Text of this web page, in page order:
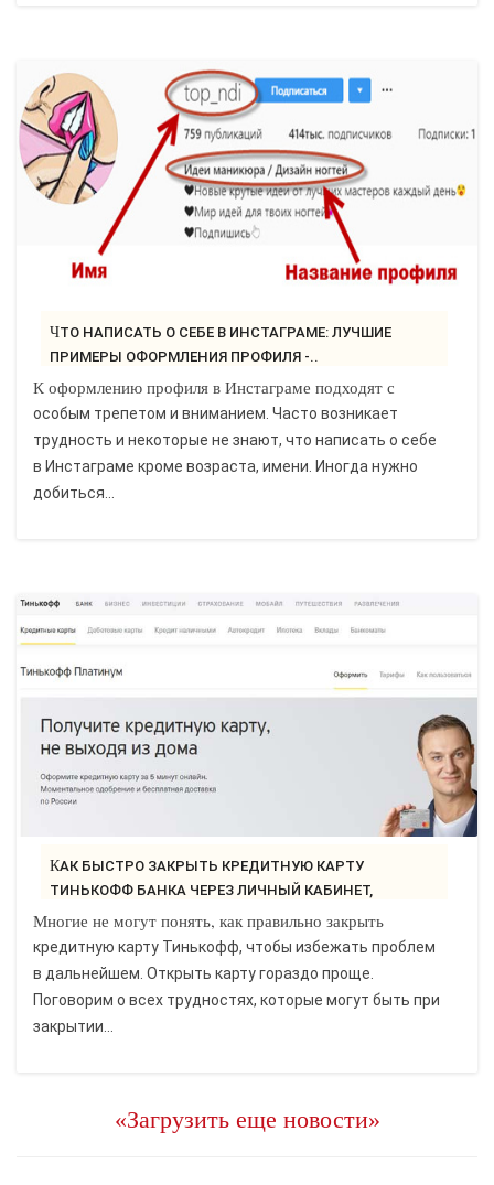
ЧТО НАПИСАТЬ О СЕБЕ В ИНСТАГРАМЕ: ЛУЧШИЕ
ПРИМЕРЫ ОФОРМЛЕНИЯ ПРОФИЛЯ -..
К оформлению профиля в Инстаграме подходят с
особым трепетом и вниманием. Часто возникает
трудность и некоторые не знают, что написать о себе
в Инстаграме кроме возраста, имени. Иногда нужно
добиться...
КАК БЫСТРО ЗАКРЫТЬ КРЕДИТНУЮ КАРТУ
ТИНЬКОФФ БАНКА ЧЕРЕЗ ЛИЧНЫЙ КАБИНЕТ,
Многие не могут понять, как правильно закрыть
кредитную карту Тинькофф, чтобы избежать проблем
в дальнейшем. Открыть карту гораздо проще.
Поговорим о всех трудностях, которые могут быть при
закрытии...
«Загрузить еще новости»